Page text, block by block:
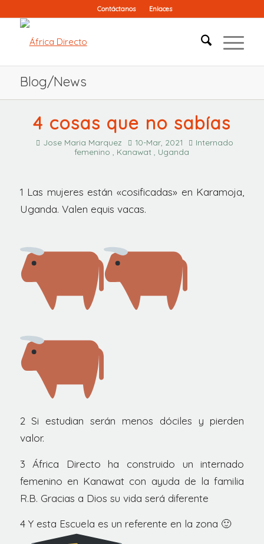
Contáctanos Enlaces
Blog/News
4 cosas que no sabías
Jose Maria Marquez 10-Mar, 2021
Internado
femenino , Kanawat , Uganda
1 Las mujeres están «cosificadas» en Karamoja,
Uganda. Valen equis vacas.
2 Si estudian serán menos dóciles y pierden
valor.
3 África Directo ha construido un internado
femenino en Kanawat con ayuda de la familia
R.B. Gracias a Dios su vida será diferente
4 Y esta Escuela es un referente en la zona 🙂